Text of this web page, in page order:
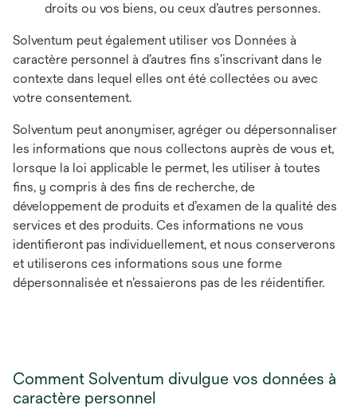
droits ou vos biens, ou ceux d’autres personnes.
Solventum peut également utiliser vos Données à
caractère personnel à d’autres fins s’inscrivant dans le
contexte dans lequel elles ont été collectées ou avec
votre consentement.
Solventum peut anonymiser, agréger ou dépersonnaliser
les informations que nous collectons auprès de vous et,
lorsque la loi applicable le permet, les utiliser à toutes
fins, y compris à des fins de recherche, de
développement de produits et d’examen de la qualité des
services et des produits. Ces informations ne vous
identifieront pas individuellement, et nous conserverons
et utiliserons ces informations sous une forme
dépersonnalisée et n’essaierons pas de les réidentifier.
Comment Solventum divulgue vos données à
caractère personnel